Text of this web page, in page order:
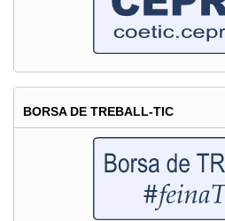
BORSA DE TREBALL-TIC